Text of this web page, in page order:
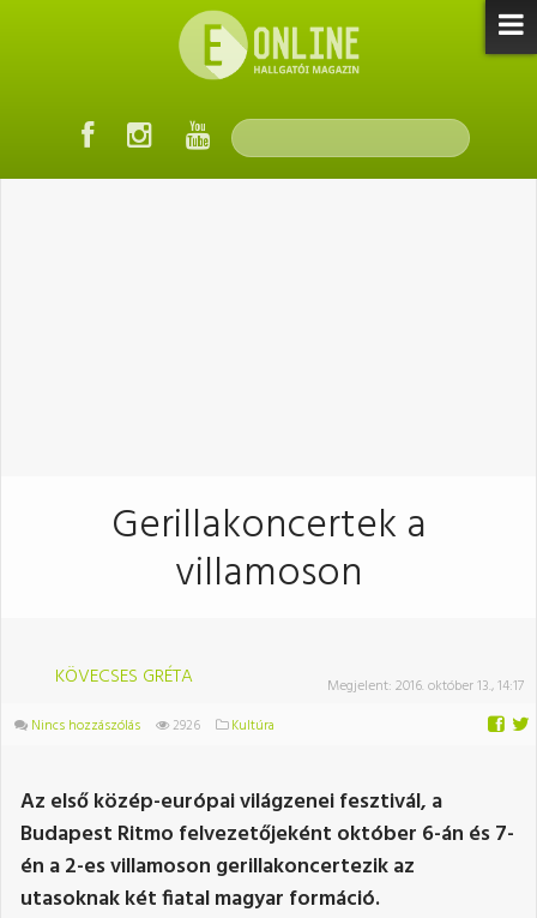
Gerillakoncertek a
villamoson
KÖVECSES GRÉTA Megjelent: 2016. október 13., 14:17
Nincs hozzászólás 2926 Kultúra
Az első közép-európai világzenei fesztivál, a
Budapest Ritmo felvezetőjeként október 6-án és 7-
én a 2-es villamoson gerillakoncertezik az
utasoknak két fiatal magyar formáció.